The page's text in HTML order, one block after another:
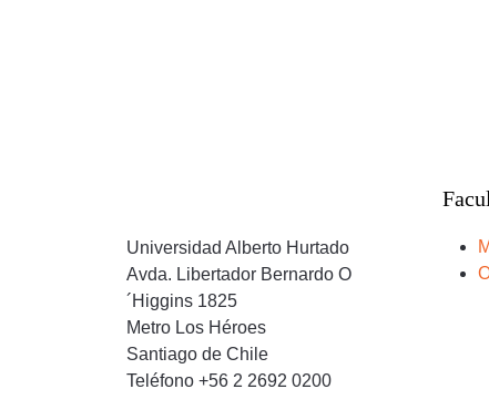
Universidad Alberto Hurtado
Avda. Libertador Bernardo O
´Higgins 1825
Metro Los Héroes
Santiago de Chile
Teléfono +56 2 2692 0200